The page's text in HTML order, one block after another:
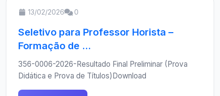
13/02/2026 0
Seletivo para Professor Horista –
Formação de ...
356-0006-2026-Resultado Final Preliminar (Prova
Didática e Prova de Títulos)Download